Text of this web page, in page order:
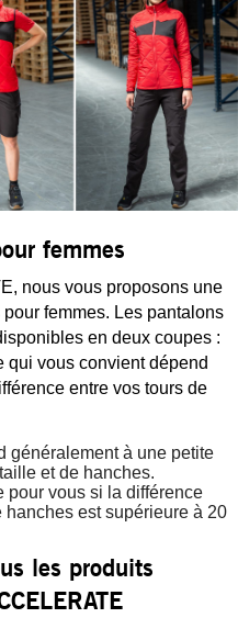
femmes
nous vous proposons une
femmes. Les pantalons
en deux coupes :
qui vous convient dépend
entre vos tours de
généralement à une petite
et de hanches.
pour vous si la différence
est supérieure à 20
les produits